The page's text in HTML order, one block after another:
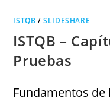
ISTQB /SLIDESHARE
ISTQB –
Pruebas
Fundamentos de